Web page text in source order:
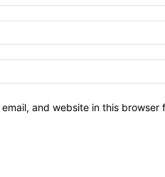
email, and website in this